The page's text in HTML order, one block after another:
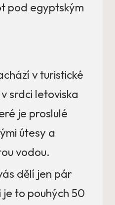
pod egyptským
v turistické
srdci letoviska
je proslulé
útesy a
vodou.
dělí jen pár
je to pouhých 50